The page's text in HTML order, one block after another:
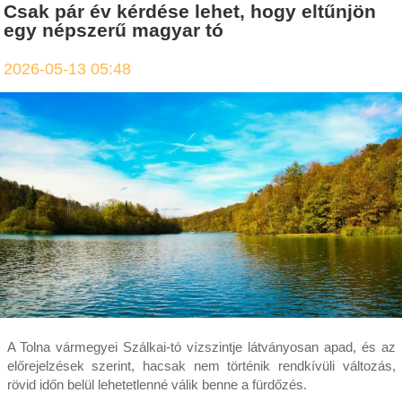
Csak pár év kérdése lehet, hogy eltűnjön
egy népszerű magyar tó
2026-05-13 05:48
A Tolna vármegyei Szálkai-tó vízszintje látványosan apad, és az
előrejelzések szerint, hacsak nem történik rendkívüli változás,
rövid időn belül lehetetlenné válik benne a fürdőzés.